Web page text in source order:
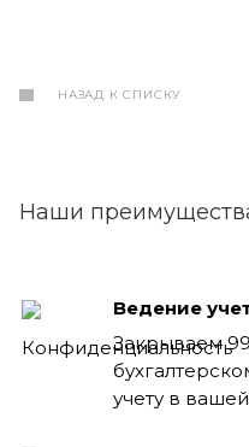
НАЗАД К СПИСКУ
Наши
Ведение
Закрываем
учету в